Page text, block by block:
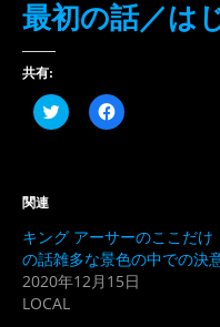
最初の話／は
共有:
ク
リ
有
(新
し
い
ウ
ィ
Facebook
で
リ
ッ
ク
し
て
関連
キング アーサーのここだけ
の話雑多な景色の中での決
2020年12月15日
LOCAL